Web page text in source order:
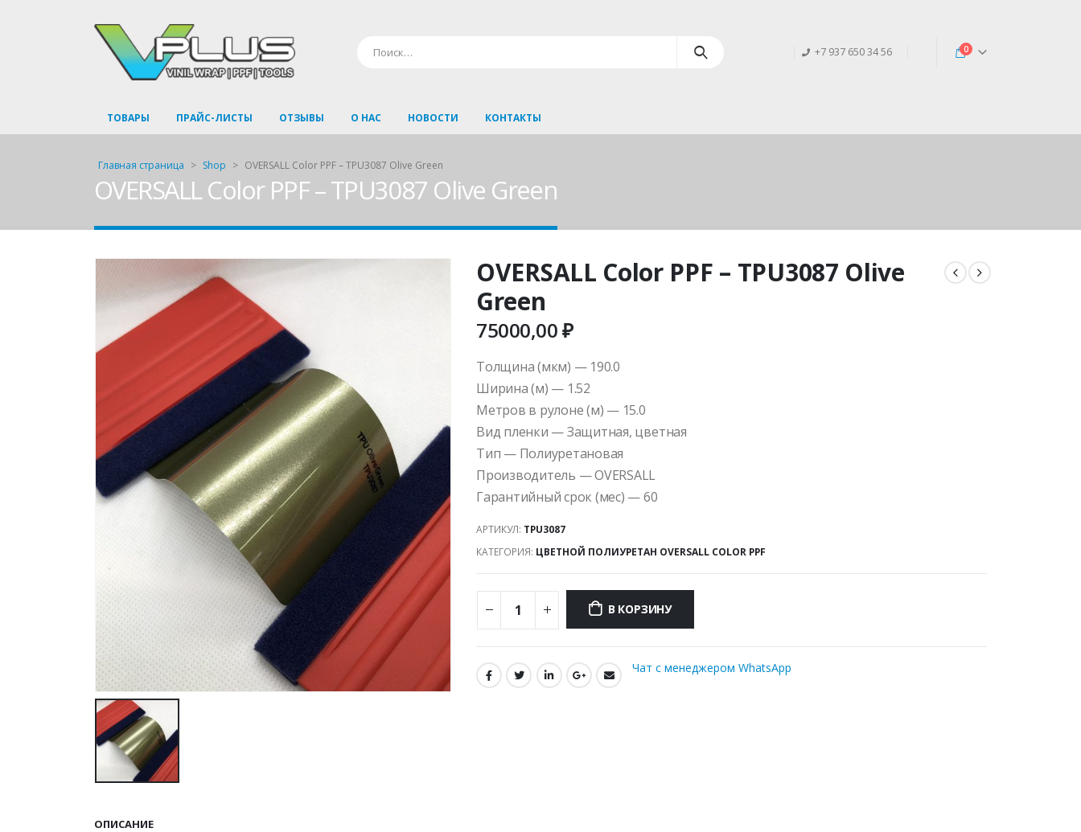
+7 937 650 34 56 0
ТОВАРЫ ПРАЙС-ЛИСТЫ ОТЗЫВЫ О НАС НОВОСТИ КОНТАКТЫ
Главная страница > Shop > OVERSALL Color PPF – TPU3087 Olive Green
OVERSALL Color PPF – TPU3087 Olive Green
OVERSALL Color PPF – TPU3087 Olive
Green
75000,00₽
Толщина (мкм) — 190.0
Ширина (м) — 1.52
Метров в рулоне (м) — 15.0
Вид пленки — Защитная, цветная
Тип — Полиуретановая
Производитель — OVERSALL
Гарантийный срок (мес) — 60
АРТИКУЛ: TPU3087
КАТЕГОРИЯ: ЦВЕТНОЙ ПОЛИУРЕТАН OVERSALL COLOR PPF
В КОРЗИНУ
Чат с менеджером WhatsApp
ОПИСАНИЕ